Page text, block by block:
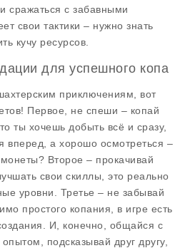
сражаться с забавными
свои тактики – нужно знать
кучу ресурсов.
для успешного копа
приключениям, вот
Первое, не спеши – копай
ты хочешь добыть всё и сразу,
вперед, а хорошо осмотреться –
Второе – прокачивай
свои скиллы, это реально
уровни. Третье – не забывай
простого копания, в игре есть
И, конечно, общайся с
подсказывай друг другу,